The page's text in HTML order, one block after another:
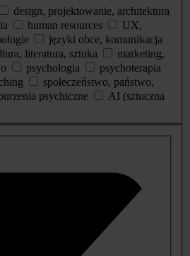
design, projektowanie, architektura
human resources
UX,
języki obce, komunikacja
literatura, sztuka
marketing,
psychologia
psychoterapia
społeczeństwo, państwo,
psychiczne
AI (sztuczna